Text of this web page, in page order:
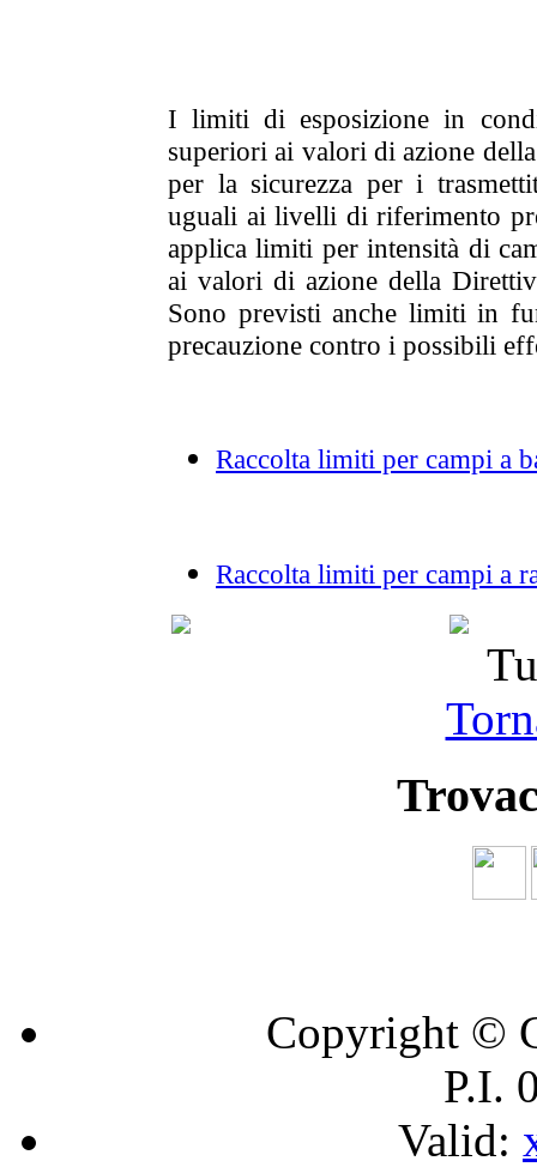
I limiti di esposizione in
superiori ai valori di azione
per la sicurezza per i
uguali ai livelli di riferimento
applica limiti per intensità di
ai valori di azione della
Sono previsti anche limiti in
precauzione contro i possibili
Raccolta limiti per campi a
Raccolta limiti per campi a
Copyright ©
P.I.
Valid: